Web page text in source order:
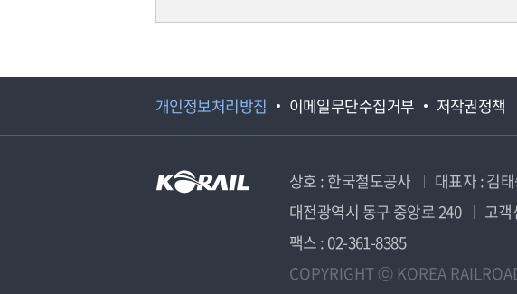
개인정보처리방침 이메일무단수집거부 저작권정책
상호 : 한국철도공사 대표자 : 김
대전광역시 동구 중앙로 240
고
팩스 : 02-361-8385
COPYRIGHT ⓒ KOREA